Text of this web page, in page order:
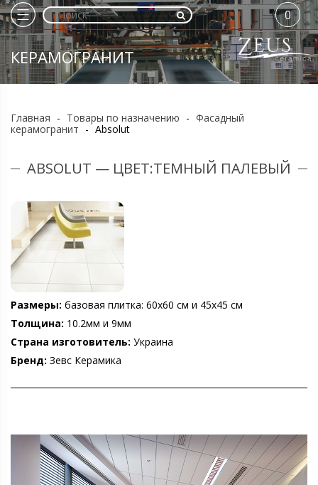
КЕРАМОГРАНИТ
0
Главная - Товары по назначению - Фасадный
керамогранит - Absolut
ABSOLUT — ЦВЕТ:ТЕМНЫЙ ПАЛЕВЫЙ
Размеры: базовая плитка: 60х60 см и 45х45 см
Толщина: 10.2мм и 9мм
Страна изготовитель: Украина
Бренд: Зевс Керамика